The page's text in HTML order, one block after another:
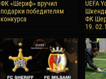
ФК «Шериф» вручил
подарки победителям
конкурса
UEFA
ФК
19.